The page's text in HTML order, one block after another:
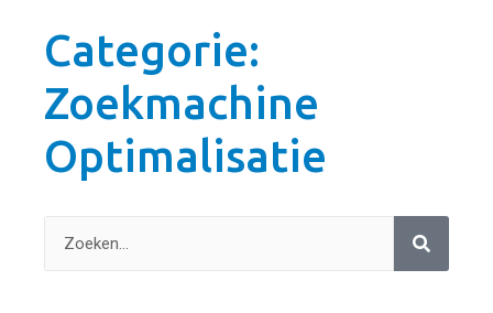
Categorie:
Zoekmachine
Optimalisatie